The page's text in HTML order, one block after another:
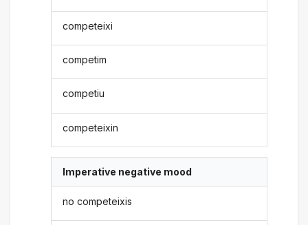
competeixi
competim
competiu
competeixin
Imperative negative mood
no competeixis